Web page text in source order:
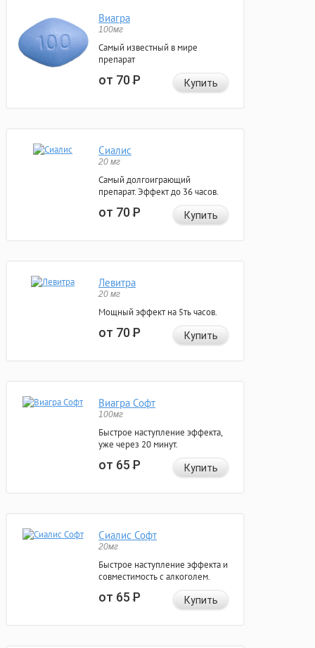
Виагра
100мг
Самый известный в мире
препарат
от 70Р Купить
Сиалис
20 мг
Самый долгоиграющий
препарат. Эффект до 36 часов.
от 70Р Купить
Левитра
20 мг
Мощный эффект на 5ть часов.
от 70Р Купить
Виагра Софт
100мг
Быстрое наступление эффекта,
уже через 20 минут.
от 65Р Купить
Сиалис Софт
20мг
Быстрое наступление эффекта и
совместимость с алкоголем.
от 65Р Купить